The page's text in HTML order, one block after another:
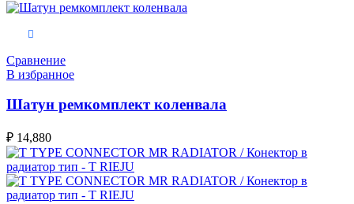
Сравнение
В избранное
Шатун ремкомплект коленвала
₽ 14,880